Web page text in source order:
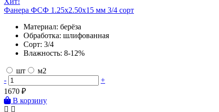
Фанера ФСФ 1.25х2.50х15 мм 3/4 сорт
Материал: берёза
Обработка: шлифованная
Сорт: 3/4
Влажность: 8-12%
шт
м2
-
+
1670 ₽
В корзину